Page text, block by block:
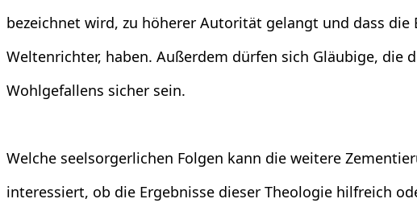
bezeichnet wird, zu höherer Autorität gelangt und dass
Weltenrichter, haben. Außerdem dürfen sich Gläubige,
Wohlgefallens sicher sein.
Welche seelsorgerlichen Folgen kann die weitere
interessiert, ob die Ergebnisse dieser Theologie hilfreich